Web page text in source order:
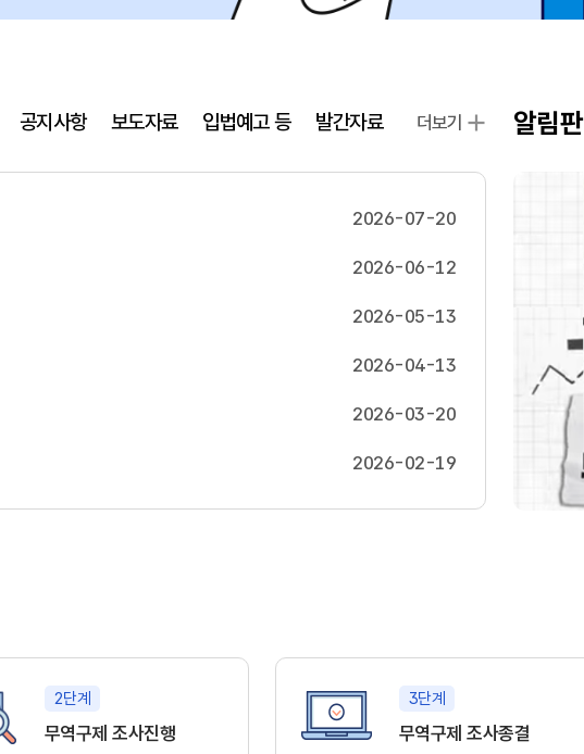
2026-07-20
2026-06-12
2026-05-13
2026-04-13
2026-03-20
2026-02-19
더보기
공지사항 보도자료 입법예고 등 발간자료 알림판
2단계
무역구제 조사진행
3단계
무역구제 조사종결